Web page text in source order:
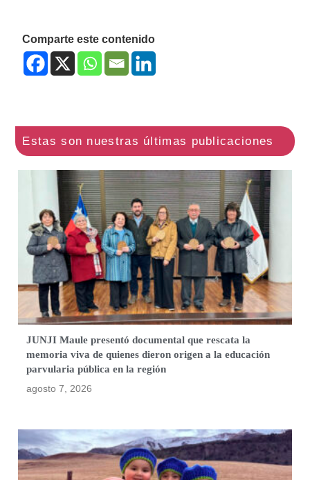
Comparte este contenido
JUNJI Maule presentó documental que rescata la
memoria viva de quienes dieron origen a la educación
parvularia pública en la región
agosto 7, 2026